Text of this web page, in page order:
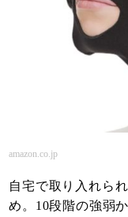
amazon.co.jp
自宅で取り入れら
め。10段階の強弱